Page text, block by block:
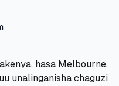
hasa Melbourne,
unalinganisha chaguzi